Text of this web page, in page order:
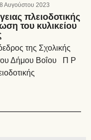
Αυγούστου 2023
πλειοδοτικής
του κυλικείου
της Σχολικής
Δήμου Βοΐου Π Ρ